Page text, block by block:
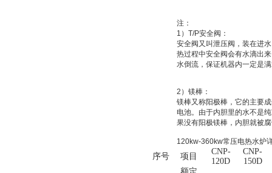
注：
1）T/P安全阀：
安全阀又叫泄压阀，装在进
热过程中安全阀会有水滴出
水倒流，保证机器内一定是
2）镁棒：
镁棒又称阳极棒，它的主要
电池。由于内胆里的水不是
果没有阳极镁棒，内胆就被
120kw-360kw常压电热水炉
序号 项目
CNP-
120D
CNP-
150D